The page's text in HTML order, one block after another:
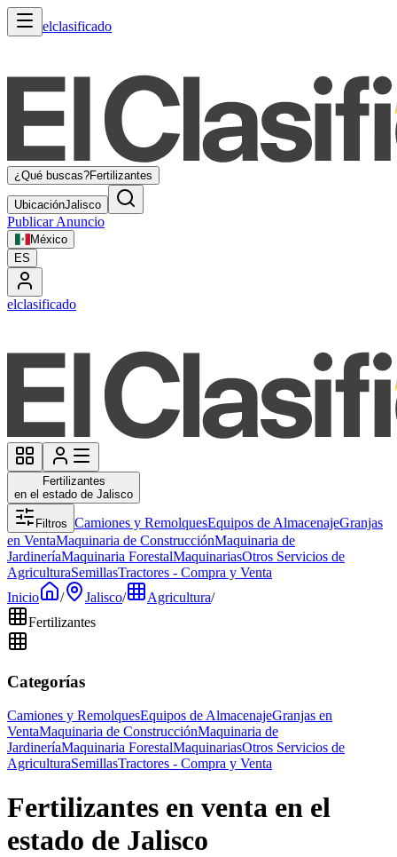
elclasificado
¿Qué buscas?Fertilizantes
UbicaciónJalisco
Publicar Anuncio
México
ES
elclasificado
Fertilizantes
en el estado de Jalisco
Filtros Camiones y RemolquesEquipos de AlmacenajeGranjas
en VentaMaquinaria de ConstrucciónMaquinaria de
JardineríaMaquinaria ForestalMaquinariasOtros Servicios de
AgriculturaSemillasTractores - Compra y Venta
Inicio
/ Jalisco/ Agricultura/
Fertilizantes
Categorías
Camiones y RemolquesEquipos de AlmacenajeGranjas en
VentaMaquinaria de ConstrucciónMaquinaria de
JardineríaMaquinaria ForestalMaquinariasOtros Servicios de
AgriculturaSemillasTractores - Compra y Venta
Fertilizantes en venta en el
estado de Jalisco